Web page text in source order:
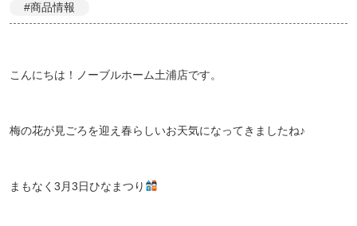
#商品情報
こんにちは！ノーブルホーム土浦店です。
梅の花が見ごろを迎え春らしいお天気になってきましたね♪
まもなく3月3日ひなまつり